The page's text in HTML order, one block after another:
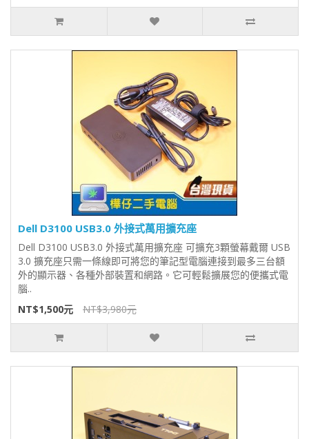
Dell D3100 USB3.0 外接式萬用擴充座
Dell D3100 USB3.0 外接式萬用擴充座 可擴充3顆螢幕戴爾 USB
3.0 擴充座只需一條線即可將您的筆記型電腦連接到最多三台額
外的顯示器、各種外部裝置和網路。它可輕鬆擴展您的便攜式電
腦..
NT$1,500元
NT$3,980元